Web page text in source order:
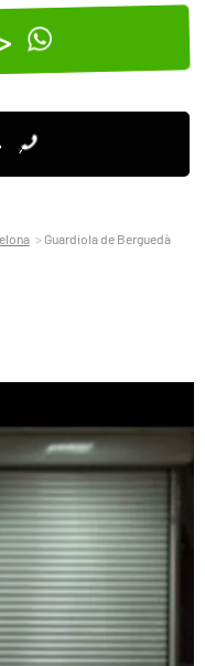
Guardiola de Berguedà